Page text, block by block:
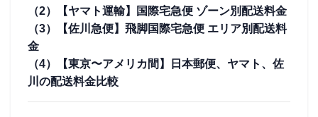
（2）【ヤマト運輸】国際宅急便 ゾーン別配送料金
（3）【佐川急便】飛脚国際宅急便 エリア別配送料
金
（4）【東京〜アメリカ間】日本郵便、ヤマト、佐
川の配送料金比較